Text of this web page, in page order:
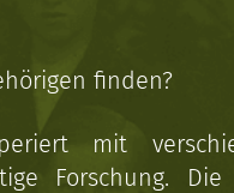
finden?
mit
Forschung. Die